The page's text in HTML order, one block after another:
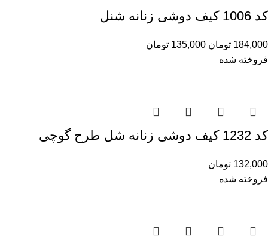
کد 1006 کیف دوشی زنانه شنل
184,000 تومان 135,000 تومان
فروخته شده
کد 1232 کیف دوشی زنانه شل طرح گوچی
132,000 تومان
فروخته شده